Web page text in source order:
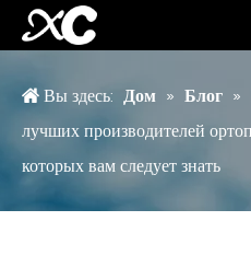
Вы здесь: Дом » Блог »
лучших производителей
которых вам следует знать